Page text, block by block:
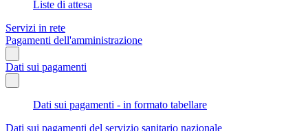
Liste di attesa
Servizi in rete
Pagamenti dell'amministrazione
Dati sui pagamenti
Dati sui pagamenti - in formato tabellare
Dati sui pagamenti del servizio sanitario nazionale